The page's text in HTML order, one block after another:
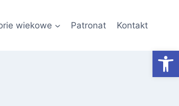
wiekowe Patronat Kontakt